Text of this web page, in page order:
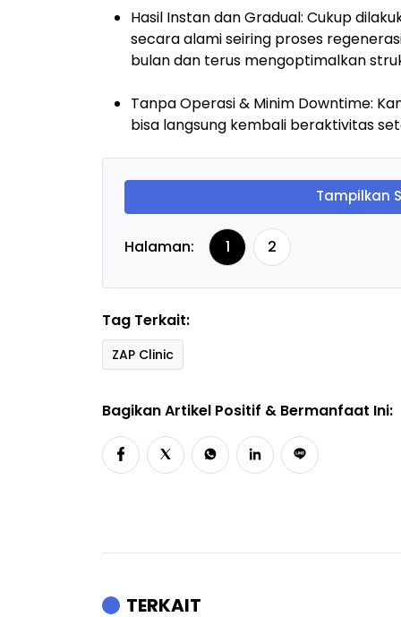
Hasil Instan dan Gradual: Cukup
secara alami seiring proses
bulan dan terus mengoptimalkan
Tanpa Operasi & Minim Downtime:
bisa langsung kembali beraktivitas
Tampilkan
Halaman: 1 2
Tag Terkait:
ZAP Clinic
Bagikan Artikel Positif & Bermanfaat Ini:
TERKAIT